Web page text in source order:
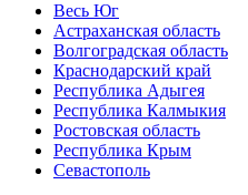
Весь Юг
Астраханская область
Волгоградская область
Краснодарский край
Республика Адыгея
Республика Калмыкия
Ростовская область
Республика Крым
Севастополь